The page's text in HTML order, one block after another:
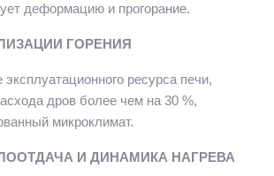
деформацию и прогорание.
ГОРЕНИЯ
эксплуатационного ресурса печи,
дров более чем на 30 %,
микроклимат.
И ДИНАМИКА НАГРЕВА